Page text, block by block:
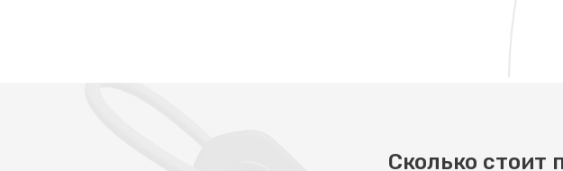
Сколько стоит